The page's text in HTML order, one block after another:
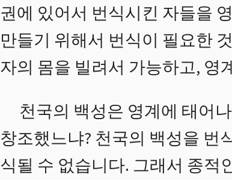
권에 있어서 번식시킨 자들을
만들기 위해서 번식이 필요한
자의 몸을 빌려서 가능하고, 영
천국의 백성은 영계에 태어
창조했느냐? 천국의 백성을 번
식될 수 없습니다. 그래서 종적